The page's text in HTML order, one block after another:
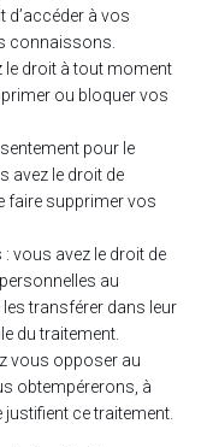
d’accéder à vos
connaissons.
le droit à tout moment
ou bloquer vos
pour le
avez le droit de
faire supprimer vos
vous avez le droit de
au
transférer dans leur
du traitement.
vous opposer au
obtempérerons, à
ce traitement.